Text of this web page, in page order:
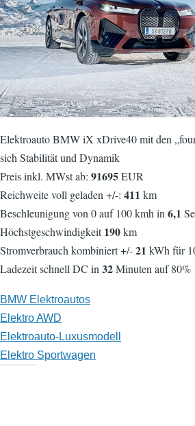
Elektroauto BMW iX xDrive40 mit den
sich Stabilität und Dynamik
Preis inkl. MWst ab: 91695EUR
Reichweite voll geladen +/-: 411 km
Beschleunigung von 0 auf 100 kmh in 6,1
Höchstgeschwindigkeit190km
Stromverbrauch kombiniert +/-21 kWh für
Ladezeit schnell DC in 32Minuten auf 80%
BMW Elektroautos
Elektro AWD
Elektroauto-Luxusmodell
Elektro Sportwagen